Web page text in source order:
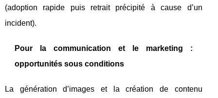
(adoption rapide puis retrait précipité à cause d’un
incident).
Pour la communication et le marketing :
opportunités sous conditions
La génération d’images et la création de contenu